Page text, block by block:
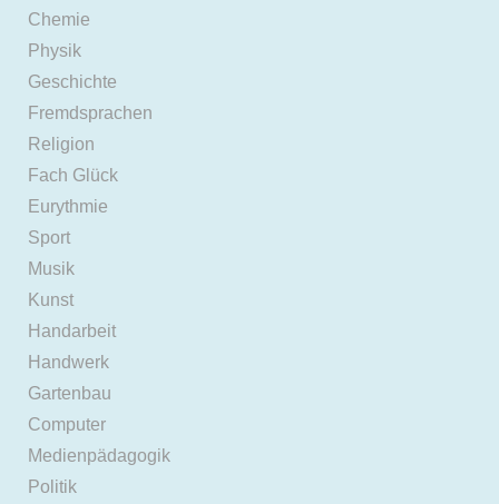
Chemie
Physik
Geschichte
Fremdsprachen
Religion
Fach Glück
Eurythmie
Sport
Musik
Kunst
Handarbeit
Handwerk
Gartenbau
Computer
Medienpädagogik
Politik